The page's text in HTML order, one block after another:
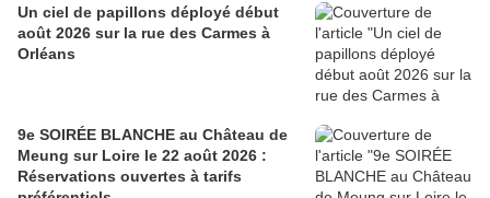
Un ciel de papillons déployé début
août 2026 sur la rue des Carmes à
Orléans
9e SOIRÉE BLANCHE au Château de
Meung sur Loire le 22 août 2026 :
Réservations ouvertes à tarifs